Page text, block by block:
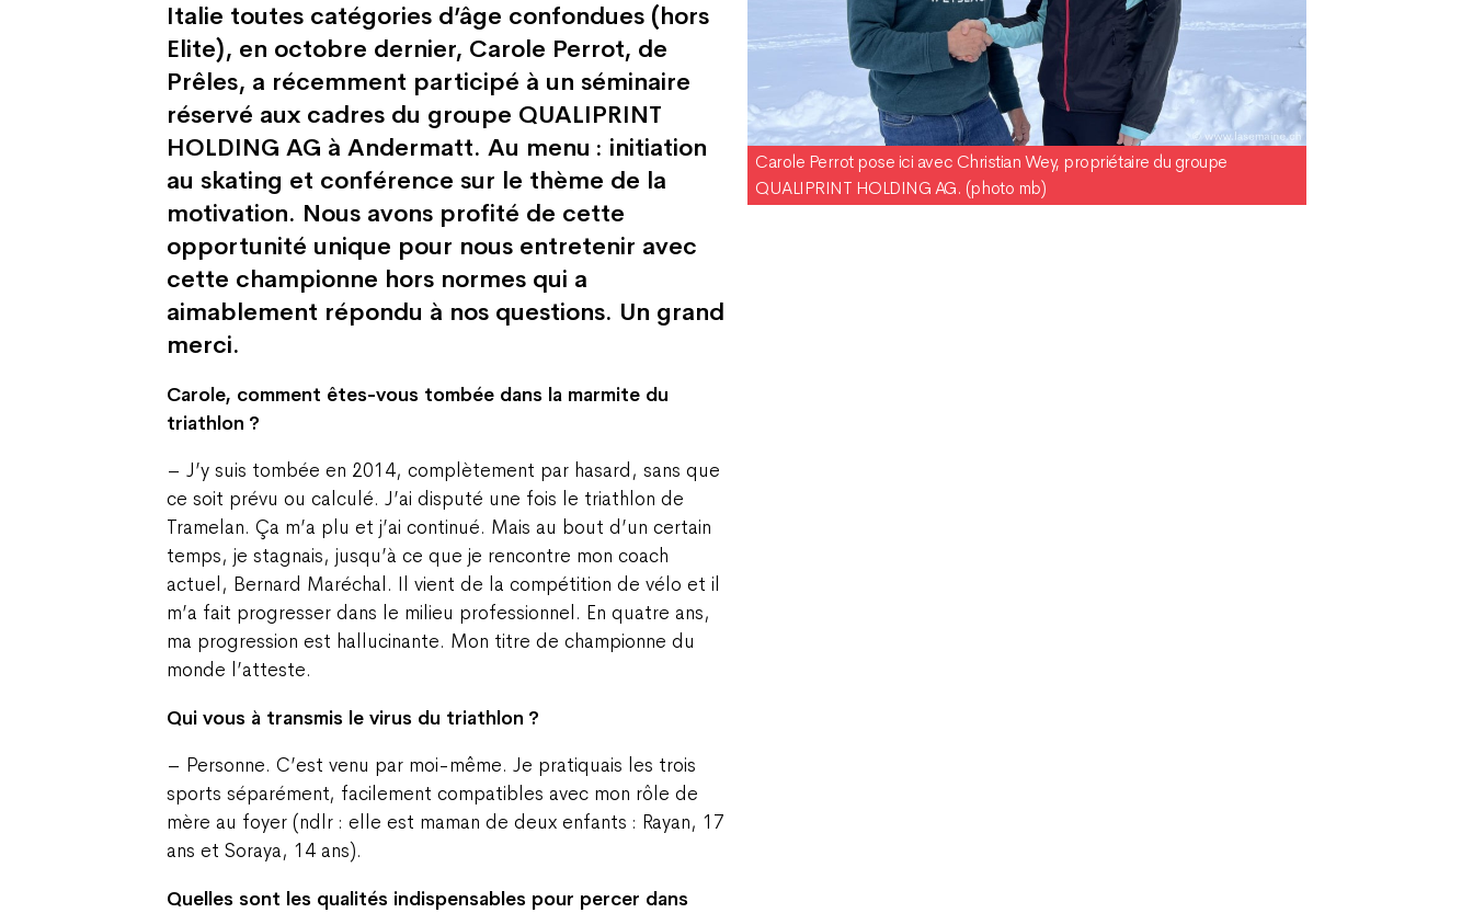
Italie toutes catégories d’âge confondues (hors
Elite), en octobre dernier, Carole Perrot, de
Prêles, a récemment participé à un séminaire
réservé aux cadres du groupe QUALIPRINT
HOLDING AG à Andermatt. Au menu : initiation
au skating et conférence sur le thème de la
motivation. Nous avons profité de cette
opportunité unique pour nous entretenir avec
cette championne hors normes qui a
aimablement répondu à nos questions. Un grand
merci.
Carole, comment êtes-vous tombée dans la marmite du
triathlon ?
– J’y suis tombée en 2014, complètement par hasard, sans que
ce soit prévu ou calculé. J’ai disputé une fois le triathlon de
Tramelan. Ça m’a plu et j’ai continué. Mais au bout d’un certain
temps, je stagnais, jusqu’à ce que je rencontre mon coach
actuel, Bernard Maréchal. Il vient de la compétition de vélo et il
m’a fait progresser dans le milieu professionnel. En quatre ans,
ma progression est hallucinante. Mon titre de championne du
monde l’atteste.
Qui vous à transmis le virus du triathlon ?
– Personne. C’est venu par moi-même. Je pratiquais les trois
sports séparément, facilement compatibles avec mon rôle de
mère au foyer (ndlr : elle est maman de deux enfants : Rayan, 17
ans et Soraya, 14 ans).
Quelles sont les qualités indispensables pour percer dans
Carole Perrot pose ici avec Christian Wey, propriétaire du groupe
QUALIPRINT HOLDING AG. (photo mb)